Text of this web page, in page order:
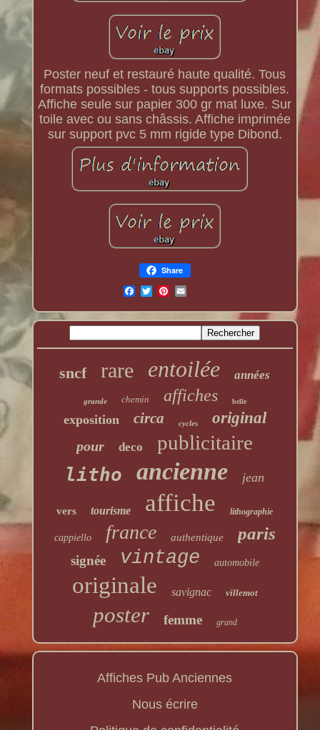
Poster neuf et restauré haute qualité. Tous
formats possibles - tous supports possibles.
Affiche seule sur papier 300 gr mat luxe. Sur
toile avec ou sans châssis. Affiche imprimée
sur support pvc 5 mm rigide type Dibond.
Share
sncf rare entoilée années
grande chemin affiches belle
exposition circa cycles original
pour deco publicitaire
litho ancienne jean
vers tourisme affiche lithographie
cappiello france authentique paris
signée vintage automobile
originale savignac villemot
poster femme grand
Affiches Pub Anciennes
Nous écrire